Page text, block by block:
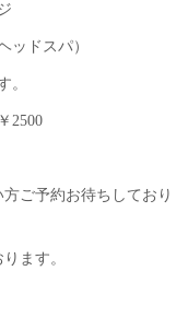
ッドスパ）
。
2500
ご予約お待ちしており
ます。